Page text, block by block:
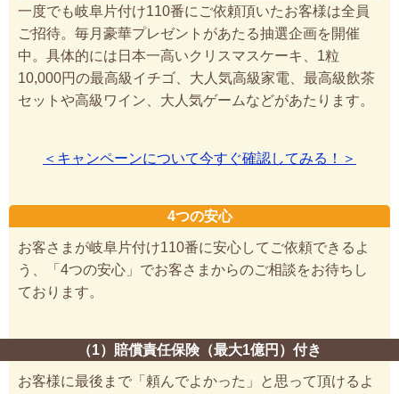
一度でも岐阜片付け110番にご依頼頂いたお客様は全員
ご招待。毎月豪華プレゼントがあたる抽選企画を開催
中。具体的には日本一高いクリスマスケーキ、1粒
10,000円の最高級イチゴ、大人気高級家電、最高級飲茶
セットや高級ワイン、大人気ゲームなどがあたります。
＜キャンペーンについて今すぐ確認してみる！＞
4つの安心
お客さまが岐阜片付け110番に安心してご依頼できるよ
う、「4つの安心」でお客さまからのご相談をお待ちし
ております。
（1）賠償責任保険（最大1億円）付き
お客様に最後まで「頼んでよかった」と思って頂けるよ